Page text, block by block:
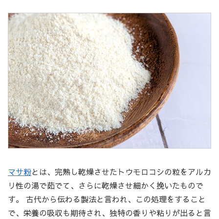
マサ粉とは、完熟し乾燥させたトウモロコシの粒をアルカ
リ性の湯で茹でて、さらに乾燥させ細かく挽いたもので
す。 古代から伝わる製法と言われ、この処理をすること
で、栄養の吸収も期待され、独特の香りや粘りが出ると言